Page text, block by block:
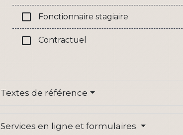
check_box_outline_blank Fonctionnaire stagiaire
check_box_outline_blank Contractuel
Textes de référence
Services en ligne et formulaires